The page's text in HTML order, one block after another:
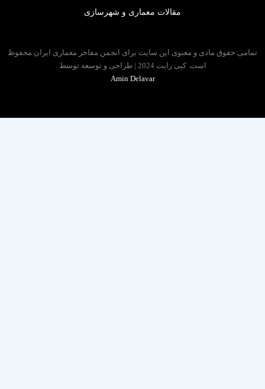
مقالات معماری و شهرسازی
حقوق مادی و معنوی این سایت برای انجمن مفاخر معماری ایران محفوظ
است. کپی رایت 2024 | طراحی و توسعه توسط
Amin Delavar